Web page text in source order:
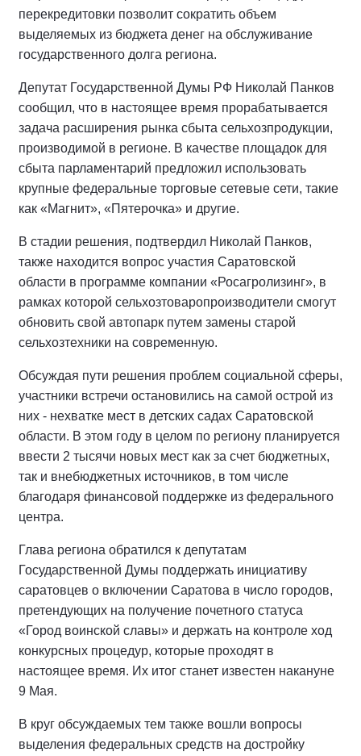
перекредитовки позволит сократить объем
выделяемых из бюджета денег на обслуживание
государственного долга региона.
Депутат Государственной Думы РФ Николай Панков
сообщил, что в настоящее время прорабатывается
задача расширения рынка сбыта сельхозпродукции,
производимой в регионе. В качестве площадок для
сбыта парламентарий предложил использовать
крупные федеральные торговые сетевые сети, такие
как «Магнит», «Пятерочка» и другие.
В стадии решения, подтвердил Николай Панков,
также находится вопрос участия Саратовской
области в программе компании «Росагролизинг», в
рамках которой сельхозтоваропроизводители смогут
обновить свой автопарк путем замены старой
сельхозтехники на современную.
Обсуждая пути решения проблем социальной сферы,
участники встречи остановились на самой острой из
них - нехватке мест в детских садах Саратовской
области. В этом году в целом по региону планируется
ввести 2 тысячи новых мест как за счет бюджетных,
так и внебюджетных источников, в том числе
благодаря финансовой поддержке из федерального
центра.
Глава региона обратился к депутатам
Государственной Думы поддержать инициативу
саратовцев о включении Саратова в число городов,
претендующих на получение почетного статуса
«Город воинской славы» и держать на контроле ход
конкурсных процедур, которые проходят в
настоящее время. Их итог станет известен накануне
9 Мая.
В круг обсуждаемых тем также вошли вопросы
выделения федеральных средств на достройку